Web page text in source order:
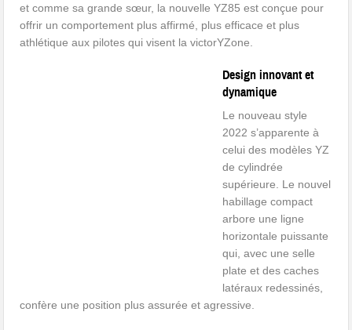
et comme sa grande sœur, la nouvelle YZ85 est conçue pour
offrir un comportement plus affirmé, plus efficace et plus
athlétique aux pilotes qui visent la victorYZone.
Design innovant et
dynamique
Le nouveau style
2022 s’apparente à
celui des modèles YZ
de cylindrée
supérieure. Le nouvel
habillage compact
arbore une ligne
horizontale puissante
qui, avec une selle
plate et des caches
latéraux redessinés,
confère une position plus assurée et agressive.